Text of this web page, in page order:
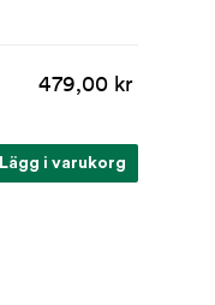
479,00 kr
Lägg i varukorg